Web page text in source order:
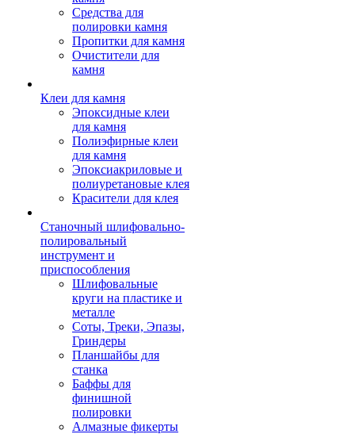
Средства для
полировки камня
Пропитки для камня
Очистители для
камня
Клеи для камня
Эпоксидные клеи
для камня
Полиэфирные клеи
для камня
Эпоксиакриловые и
полиуретановые клея
Красители для клея
Станочный шлифовально-
полировальный
инструмент и
приспособления
Шлифовальные
круги на пластике и
металле
Соты, Треки, Эпазы,
Гриндеры
Планшайбы для
станка
Баффы для
финишной
полировки
Алмазные фикерты